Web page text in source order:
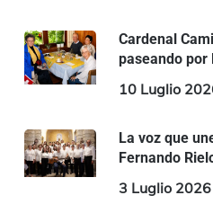
Cardenal
paseando por
10 Luglio
La voz que
Fernando
3 Luglio 2026